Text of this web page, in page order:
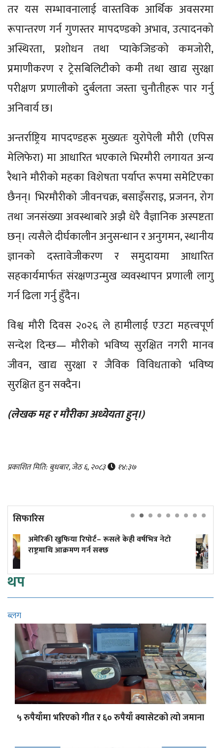
तर यस सम्भावनालाई वास्तविक आर्थिक अवसरमा
रूपान्तरण गर्न गुणस्तर मापदण्डको अभाव, उत्पादनको
अस्थिरता, प्रशोधन तथा प्याकेजिङको कमजोरी,
प्रमाणीकरण र ट्रेसबिलिटीको कमी तथा खाद्य सुरक्षा
परीक्षण प्रणालीको दुर्बलता जस्ता चुनौतीहरू पार गर्नु
अनिवार्य छ।
अन्तर्राष्ट्रिय मापदण्डहरू मुख्यतः युरोपेली मौरी (एपिस
मेलिफेरा) मा आधारित भएकाले भिरमौरी लगायत अन्य
रैथाने मौरीको महका विशेषता पर्याप्त रूपमा समेटिएका
छैनन्। भिरमौरीको जीवनचक्र, बसाइँसराइ, प्रजनन, रोग
तथा जनसंख्या अवस्थाबारे अझै धेरै वैज्ञानिक अस्पष्टता
छन्। त्यसैले दीर्घकालीन अनुसन्धान र अनुगमन, स्थानीय
ज्ञानको दस्तावेजीकरण र समुदायमा आधारित
सहकार्यमार्फत संरक्षणउन्मुख व्यवस्थापन प्रणाली लागु
गर्न ढिला गर्नु हुँदैन।
विश्व मौरी दिवस २०२६ ले हामीलाई एउटा महत्त्वपूर्ण
सन्देश दिन्छ— मौरीको भविष्य सुरक्षित नगरी मानव
जीवन, खाद्य सुरक्षा र जैविक विविधताको भविष्य
सुरक्षित हुन सक्दैन।
(लेखक मह र मौरीका अध्येयता हुन्।)
प्रकाशित मिति: बुधबार, जेठ ६, २०८३ १४:३७
सिफारिस
वर्षभित्र नेटो अनलाइन होइन, जताततै लाइन!
थप
ब्लग
५ रुपैयाँमा भरिएको गीत र ६० रुपैयाँ क्यासेटको त्यो जमाना